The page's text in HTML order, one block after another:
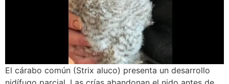
El cárabo común (Strix aluco) presenta un desarrollo